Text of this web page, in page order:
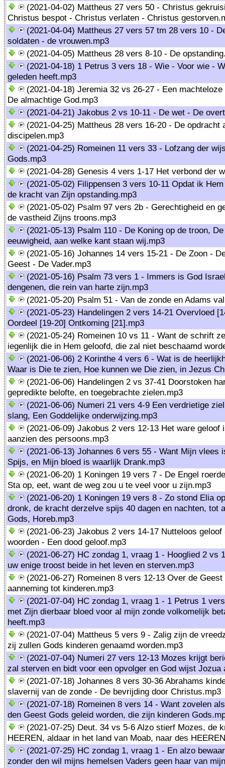
(2021-04-02) Mattheus 27 vers 50 - Christus
Christus bespot - Christus verlaten - Christus
(2021-04-04) Mattheus 27 vers 57 tm 28 vers 10 -
soldaten - de vrouwen.mp3
(2021-04-05) Mattheus 28 vers 8-10 - De
(2021-04-18) 1 Petrus 3 vers 18 - Wie - Voor wie -
geleden heeft.mp3
(2021-04-18) Jeremia 32 vs 26-27 - Een
De almachtige God.mp3
(2021-04-21) Jakobus 2 vs 10-11 - De wet - De
(2021-04-25) Mattheus 28 vers 16-20 - De opdracht
discipelen.mp3
(2021-04-25) Romeinen 11 vers 33 - Lofzang der
Gods.mp3
(2021-04-28) Genesis 4 vers 1-17 Het verbond der
(2021-05-02) Filippensen 3 vers 10-11 Opdat ik
de kracht van Zijn opstanding.mp3
(2021-05-02) Psalm 97 vers 2b - Gerechtigheid en
de vastheid Zijns troons.mp3
(2021-05-13) Psalm 110 - De Koning op de troon,
eeuwigheid, aan welke kant staan wij.mp3
(2021-05-16) Johannes 14 vers 15-21 - De Zoon -
Geest - De Vader.mp3
(2021-05-16) Psalm 73 vers 1 - Immers is God
dengenen, die rein van harte zijn.mp3
(2021-05-20) Psalm 51 - Van de zonde en Adams
(2021-05-23) Handelingen 2 vers 14-21 Overvloed
Oordeel [19-20] Ontkoming [21].mp3
(2021-05-24) Romeinen 10 vs 11 - Want de schrift
iegenlijk die in Hem geloofd, die zal niet beschaamd
(2021-06-06) 2 Korinthe 4 vers 6 - Wat is de
Waar is Die te zien, Hoe kunnen we Die zien, in Jezus
(2021-06-06) Handelingen 2 vs 37-41 Doorstoken
gepredikte belofte, en toegebrachte zielen.mp3
(2021-06-06) Numeri 21 vers 4-9 Een verdrietige
slang, Een Goddelijke onderwijzing.mp3
(2021-06-09) Jakobus 2 vers 12-13 Het ware geloof
aanzien des persoons.mp3
(2021-06-13) Johannes 6 vers 55 - Want Mijn vlees
Spijs, en Mijn bloed is waarlijk Drank.mp3
(2021-06-20) 1 Koningen 19 vers 7 - De Engel
Sta op, eet, want de weg zou u te veel voor u zijn.mp3
(2021-06-20) 1 Koningen 19 vers 8 - Zo stond Elia
dronk, de kracht derzelve spijs 40 dagen en nachten, tot
Gods, Horeb.mp3
(2021-06-23) Jakobus 2 vers 14-17 Nutteloos
woorden - Een dood geloof.mp3
(2021-06-27) HC zondag 1, vraag 1 - Hooglied 2 vs
uw enige troost beide in het leven en sterven.mp3
(2021-06-27) Romeinen 8 vers 12-13 Over de Geest
aanneming tot kinderen.mp3
(2021-07-04) HC zondag 1, vraag 1 - 1 Petrus 1
met Zijn dierbaar bloed voor al mijn zonde volkomelijk
heeft.mp3
(2021-07-04) Mattheus 5 vers 9 - Zalig zijn de
zij zullen Gods kinderen genaamd worden.mp3
(2021-07-04) Numeri 27 vers 12-13 Mozes krijgt
zal sterven en bidt voor een opvolger en God wijst Jozua
(2021-07-18) Johannes 8 vers 30-36 Abrahams
slavernij van de zonde - De bevrijding door Christus.mp3
(2021-07-18) Romeinen 8 vers 14 - Want zovelen
den Geest Gods geleid worden, die zijn kinderen
(2021-07-25) Deut. 34 vs 5-6 Alzo stierf Mozes, de
HEEREN, aldaar in het land van Moab, naar des
(2021-07-25) HC zondag 1, vraag 1 - En alzo
zonder den wil mijns hemelsen Vaders geen haar van